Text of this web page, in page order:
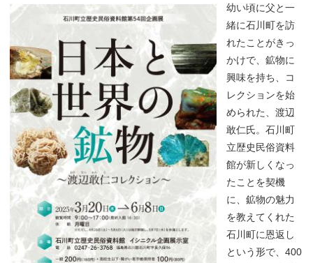
幼い頃に父と一
緒に石川町を訪
れたことがきっ
かけで、鉱物に
興味を持ち、コ
レクションを始
められた、渡辺
敢仁氏。石川町
立歴史民俗資料
館が新しくなっ
たことを契機
に、鉱物の魅力
を教えてくれた
石川町に恩返し
という形で、400